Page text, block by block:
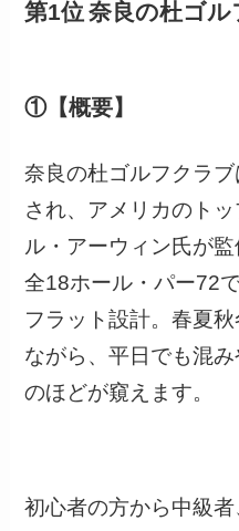
第1位 奈良の杜ゴ
①【概要】
奈良の杜ゴルフクラ
され、アメリカのト
ル・アーウィン氏が監
全18ホール・パー72
フラット設計。春夏
ながら、平日でも混
のほどが窺えます。
初心者の方から中級